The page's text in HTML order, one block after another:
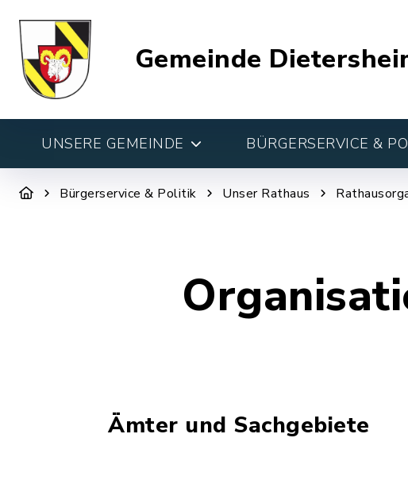
Gemeinde
UNSERE GEMEINDE BÜRGERSERVICE &
Bürgerservice & Politik Unser Rathaus
Ämter und Sachgebiete